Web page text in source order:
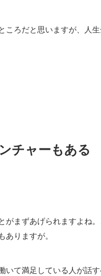
ころだと思いますが、人
チャーもある
がまずあげられますよね
ありますが。
いて満足している人が話